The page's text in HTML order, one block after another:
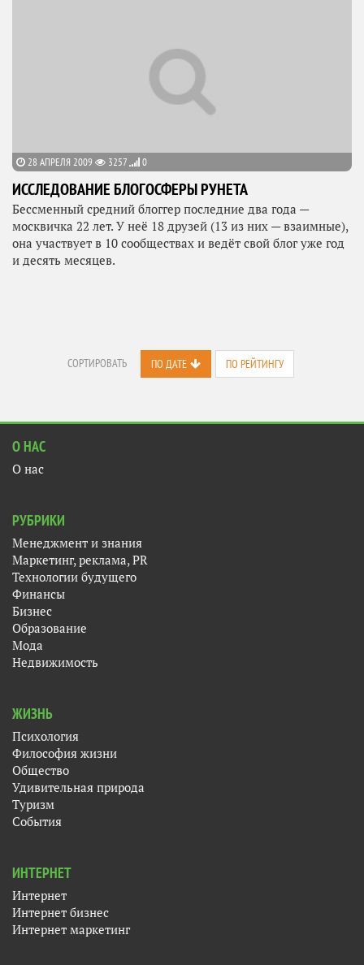
28 АПРЕЛЯ 2009 3257 0
ИССЛЕДОВАНИЕ БЛОГОСФЕРЫ РУНЕТА
Бессменный средний блоггер последние два года —
москвичка 22 лет. У неё 18 друзей (13 из них — взаимные),
она участвует в 10 сообществах и ведёт свой блог уже год
и десять месяцев.
СОРТИРОВАТЬ ПО ДАТЕ ПО РЕЙТИНГУ
О НАС
О нас
РУБРИКИ
Менеджмент и знания
Маркетинг, реклама, PR
Технологии будущего
Финансы
Бизнес
Образование
Мода
Недвижимость
ЖИЗНЬ
Психология
Философия жизни
Общество
Удивительная природа
Туризм
События
ИНТЕРНЕТ
Интернет
Интернет бизнес
Интернет маркетинг